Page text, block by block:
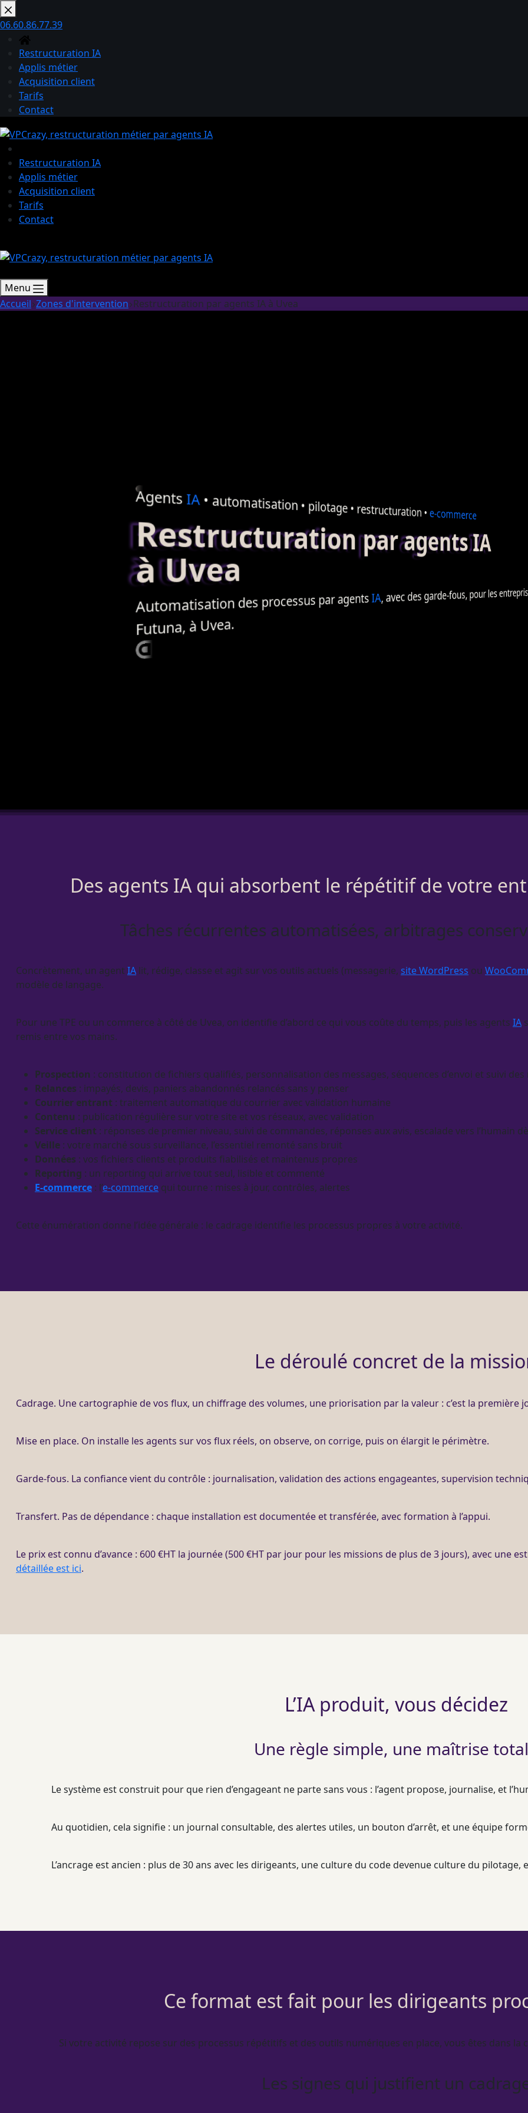
Passer
au
contenu
06.60.86.77.39
Restructuration IA
Applis métier
Acquisition client
Tarifs
Contact
Restructuration IA
Applis métier
Acquisition client
Tarifs
Contact
d’achat
Menu
Accueil Zones d'intervention Restructuration par agents IA à Uvea
AgentsIA• automatisation• pilotage• restructuration•e-commerce
Restructuration par agents IA
à Uvea
AutomatisationdesprocessusparagentsIA, avec desgarde-fous, pour les
Futuna, à Uvea.
Des agents IA qui absorbent le répétitif de votre
Tâches récurrentes automatisées, arbitrages
Concrètement, un agent IA lit, rédige, classe et agit sur vos outils actuels (messagerie, site WordPress ou
modèle de langage.
Pour une TPE ou un commerce à côté de Uvea, on identifie d’abord ce qui vous coûte du temps, puis les agents IA
remis entre vos mains.
Prospection : constitution de fichiers qualifiés, personnalisation des messages, séquences d’envoi et suivi des
Relances : impayés, devis, paniers abandonnés relancés sans y penser
Courrier entrant : traitement automatique du courrier avec validation humaine
Contenu : publication régulière sur votre site et vos réseaux, avec validation
Service client : réponses de premier niveau, suivi de commandes, réponses aux avis, escalade vers l’humain
Veille : votre marché sous surveillance, l’essentiel remonté sans bruit
Données : vos fichiers clients et produits fiabilisés et maintenus propres
Reporting : un reporting qui arrive tout seul, lisible et commenté
E-commerce : l’e-commerce qui tourne : mises à jour, contrôles, alertes
Cette énumération donne l’idée générale : le cadrage identifie les processus propres à votre activité.
Le déroulé concret de la
Cadrage. Une cartographie de vos flux, un chiffrage des volumes, une priorisation par la valeur : c’est la première
Mise en place. On installe les agents sur vos flux réels, on observe, on corrige, puis on élargit le périmètre.
Garde-fous. La confiance vient du contrôle : journalisation, validation des actions engageantes, supervision
Transfert. Pas de dépendance : chaque installation est documentée et transférée, avec formation à l’appui.
Le prix est connu d’avance : 600 €HT la journée (500 €HT par jour pour les missions de plus de 3 jours), avec une
détaillée est ici.
L’IA produit, vous décidez
Une règle simple, une maîtrise
Le système est construit pour que rien d’engageant ne parte sans vous : l’agent propose, journalise, et
Au quotidien, cela signifie : un journal consultable, des alertes utiles, un bouton d’arrêt, et une équipe
L’ancrage est ancien : plus de 30 ans avec les dirigeants, une culture du code devenue culture du pilotage,
Ce format est fait pour les dirigeants
Si votre activité repose sur des processus répétitifs et des outils numériques en place, vous êtes dans la
Les signes qui justifient un